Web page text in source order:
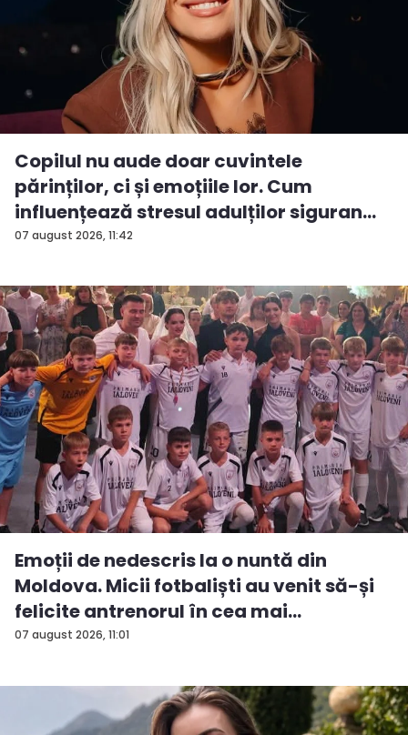
07 august 2026, 11:42
Copilul nu aude doar cuvintele
părinților, ci și emoțiile lor. Cum
influențează stresul adulților siguran...
07 august 2026, 11:01
Emoții de nedescris la o nuntă din
Moldova. Micii fotbaliști au venit să-și
felicite antrenorul în cea mai
importan...